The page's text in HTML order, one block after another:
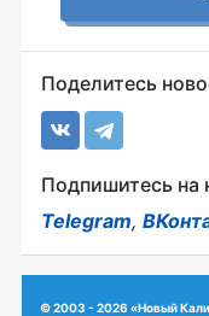
Поделитесь
Подпишитесь на
Telegram,
© 2003 - 2026 «Новый